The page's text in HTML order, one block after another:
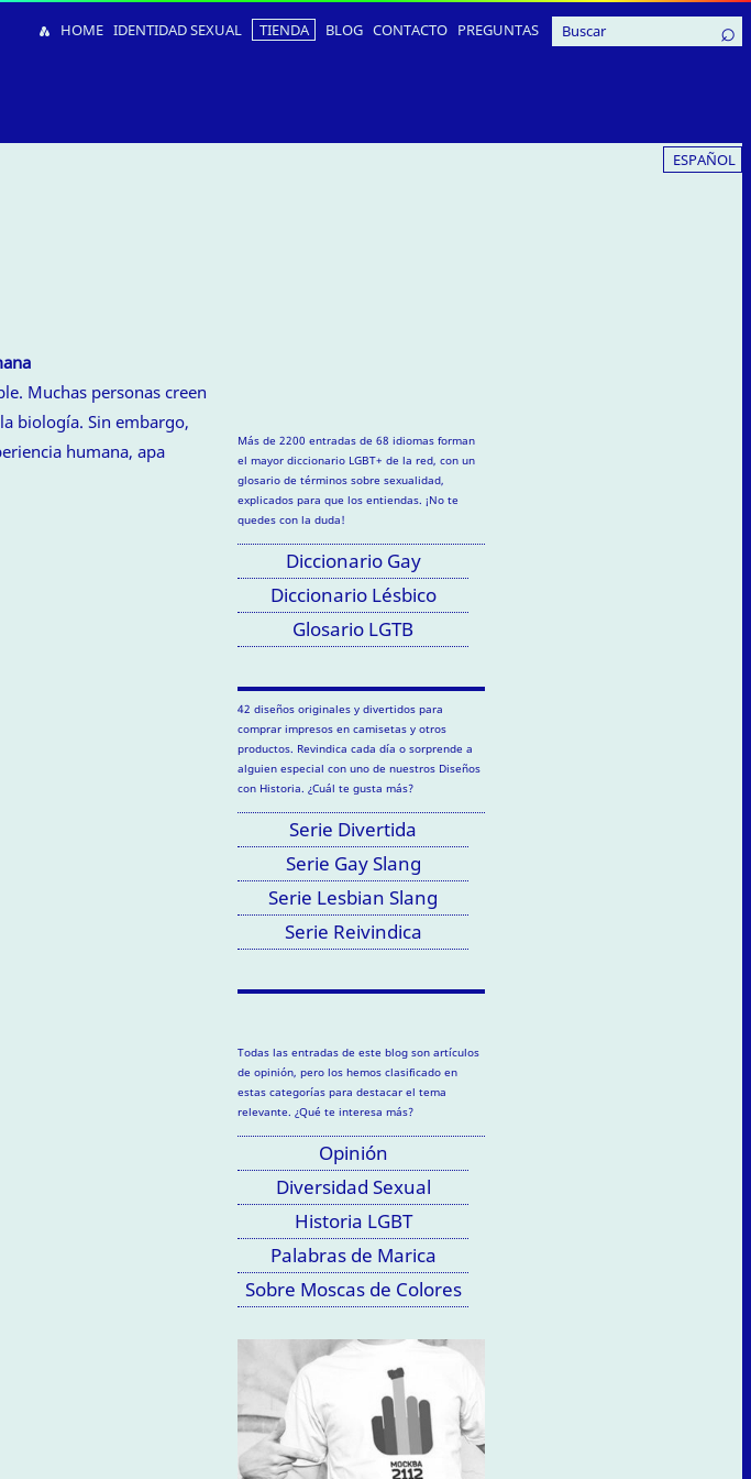
HOME IDENTIDAD SEXUAL TIENDA BLOG CONTACTO PREGUNTAS
ESPAÑOL
Muchas personas creen
biología. Sin embargo,
humana, apa
Más de 2200 entradas de 68 idiomas forman
el mayor diccionario LGBT+ de la red, con un
glosario de términos sobre sexualidad,
explicados para que los entiendas. ¡No te
quedes con la duda!
Diccionario Gay
Diccionario Lésbico
Glosario LGTB
42 diseños originales y divertidos para
comprar impresos en camisetas y otros
productos. Revindica cada día o sorprende a
alguien especial con uno de nuestros Diseños
con Historia. ¿Cuál te gusta más?
Serie Divertida
Serie Gay Slang
Serie Lesbian Slang
Serie Reivindica
Todas las entradas de este blog son artículos
de opinión, pero los hemos clasificado en
estas categorías para destacar el tema
relevante. ¿Qué te interesa más?
Opinión
Diversidad Sexual
Historia LGBT
Palabras de Marica
Sobre Moscas de Colores